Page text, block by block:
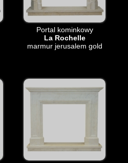
Portal kominkowy
La Rochelle
marmur jerusalem gold